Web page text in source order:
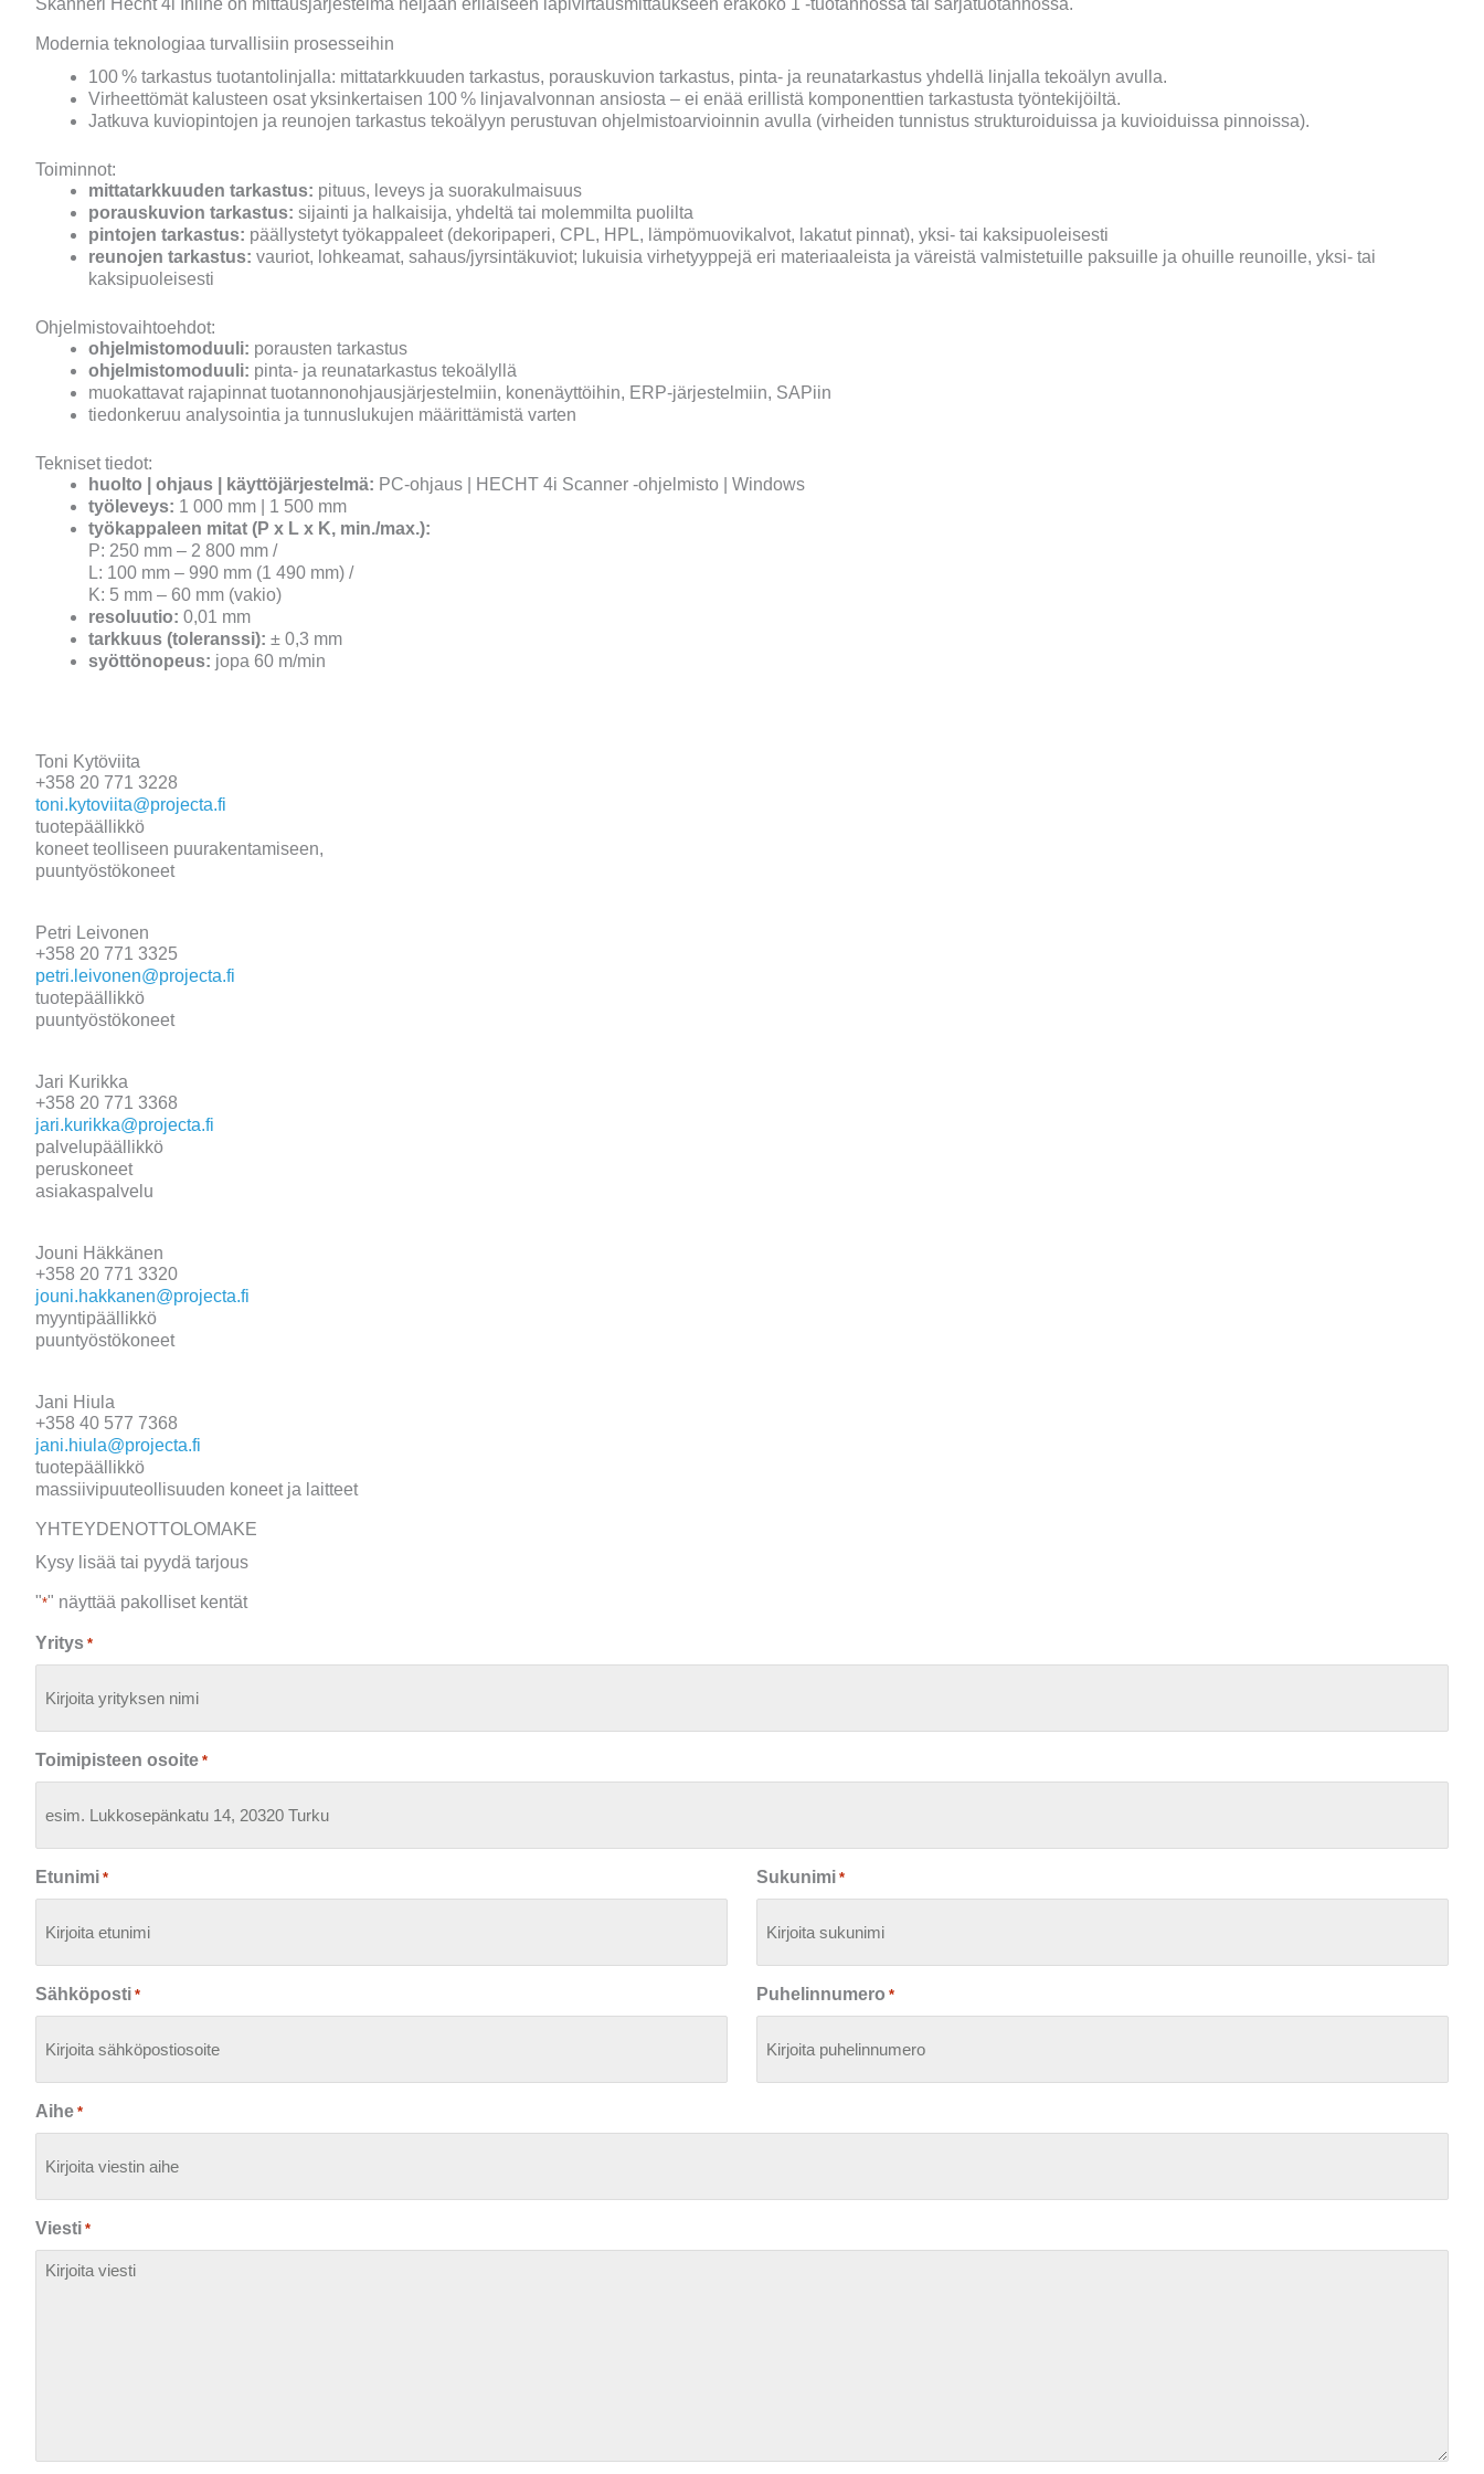
Modernia teknologiaa turvallisiin prosesseihin
100 % tarkastus tuotantolinjalla: mittatarkkuuden tarkastus, porauskuvion tarkastus, pinta- ja reunatarkastus yhdellä linjalla tekoälyn avulla.
Virheettömät kalusteen osat yksinkertaisen 100 % linjavalvonnan ansiosta – ei enää erillistä komponenttien tarkastusta työntekijöiltä.
Jatkuva kuviopintojen ja reunojen tarkastus tekoälyyn perustuvan ohjelmistoarvioinnin avulla (virheiden tunnistus strukturoiduissa ja kuvioiduissa pinnoissa).
Toiminnot:
mittatarkkuuden tarkastus: pituus, leveys ja suorakulmaisuus
porauskuvion tarkastus: sijainti ja halkaisija, yhdeltä tai molemmilta puolilta
pintojen tarkastus: päällystetyt työkappaleet (dekoripaperi, CPL, HPL, lämpömuovikalvot, lakatut pinnat), yksi- tai kaksipuoleisesti
reunojen tarkastus: vauriot, lohkeamat, sahaus/jyrsintäkuviot; lukuisia virhetyyppejä eri materiaaleista ja väreistä valmistetuille paksuille ja ohuille reunoille, yksi- tai
kaksipuoleisesti
Ohjelmistovaihtoehdot:
ohjelmistomoduuli: porausten tarkastus
ohjelmistomoduuli: pinta- ja reunatarkastus tekoälyllä
muokattavat rajapinnat tuotannonohjausjärjestelmiin, konenäyttöihin, ERP-järjestelmiin, SAPiin
tiedonkeruu analysointia ja tunnuslukujen määrittämistä varten
Tekniset tiedot:
huolto | ohjaus | käyttöjärjestelmä: PC-ohjaus | HECHT 4i Scanner -ohjelmisto | Windows
työleveys: 1 000 mm | 1 500 mm
työkappaleen mitat (P x L x K, min./max.):
P: 250 mm – 2 800 mm /
L: 100 mm – 990 mm (1 490 mm) /
K: 5 mm – 60 mm (vakio)
resoluutio: 0,01 mm
tarkkuus (toleranssi): ± 0,3 mm
syöttönopeus: jopa 60 m/min
Toni Kytöviita
+358 20 771 3228
toni.kytoviita@projecta.fi
tuotepäällikkö
koneet teolliseen puurakentamiseen,
puuntyöstökoneet
Petri Leivonen
+358 20 771 3325
petri.leivonen@projecta.fi
tuotepäällikkö
puuntyöstökoneet
Jari Kurikka
+358 20 771 3368
jari.kurikka@projecta.fi
palvelupäällikkö
peruskoneet
asiakaspalvelu
Jouni Häkkänen
+358 20 771 3320
jouni.hakkanen@projecta.fi
myyntipäällikkö
puuntyöstökoneet
Jani Hiula
+358 40 577 7368
jani.hiula@projecta.fi
tuotepäällikkö
massiivipuuteollisuuden koneet ja laitteet
YHTEYDENOTTOLOMAKE
Kysy lisää tai pyydä tarjous
"*" näyttää pakolliset kentät
Yritys *
Toimipisteen osoite *
Etunimi * Sukunimi *
Sähköposti * Puhelinnumero *
Aihe *
Viesti *